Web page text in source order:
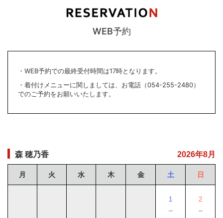
WEB予約
・WEB予約での最終受付時間は17時となります。
・着付けメニューに関しましては、お電話（054-255-2480）
でのご予約をお願いいたします。
森 穂乃香 2026年8月
月 火 水 木 金 土 日
1
－
2
－